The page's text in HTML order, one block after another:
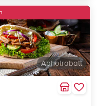
Abholrabatt